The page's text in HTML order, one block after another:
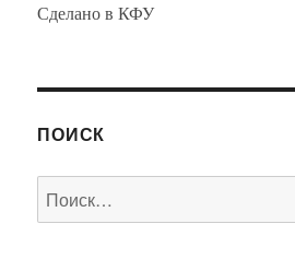
Сделано в КФУ
ПОИСК
Искать: